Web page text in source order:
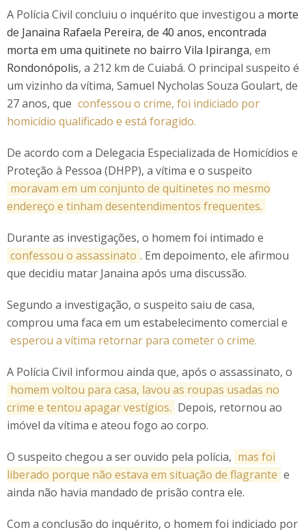
A Polícia Civil concluiu o inquérito que investigou a morte
de Janaina Rafaela Pereira, de 40 anos, encontrada
morta em uma quitinete no bairro Vila Ipiranga, em
Rondonópolis, a 212 km de Cuiabá. O principal suspeito é
um vizinho da vítima, Samuel Nycholas Souza Goulart, de
27 anos, que confessou o crime, foi indiciado por
homicídio qualificado e está foragido.
De acordo com a Delegacia Especializada de Homicídios e
Proteção à Pessoa (DHPP), a vítima e o suspeito
moravam em um conjunto de quitinetes no mesmo
endereço e tinham desentendimentos frequentes.
Durante as investigações, o homem foi intimado e
confessou o assassinato . Em depoimento, ele afirmou
que decidiu matar Janaina após uma discussão.
Segundo a investigação, o suspeito saiu de casa,
comprou uma faca em um estabelecimento comercial e
esperou a vítima retornar para cometer o crime.
A Polícia Civil informou ainda que, após o assassinato, o
homem voltou para casa, lavou as roupas usadas no
crime e tentou apagar vestígios. Depois, retornou ao
imóvel da vítima e ateou fogo ao corpo.
O suspeito chegou a ser ouvido pela polícia, mas foi
liberado porque não estava em situação de flagrante e
ainda não havia mandado de prisão contra ele.
Com a conclusão do inquérito, o homem foi indiciado por